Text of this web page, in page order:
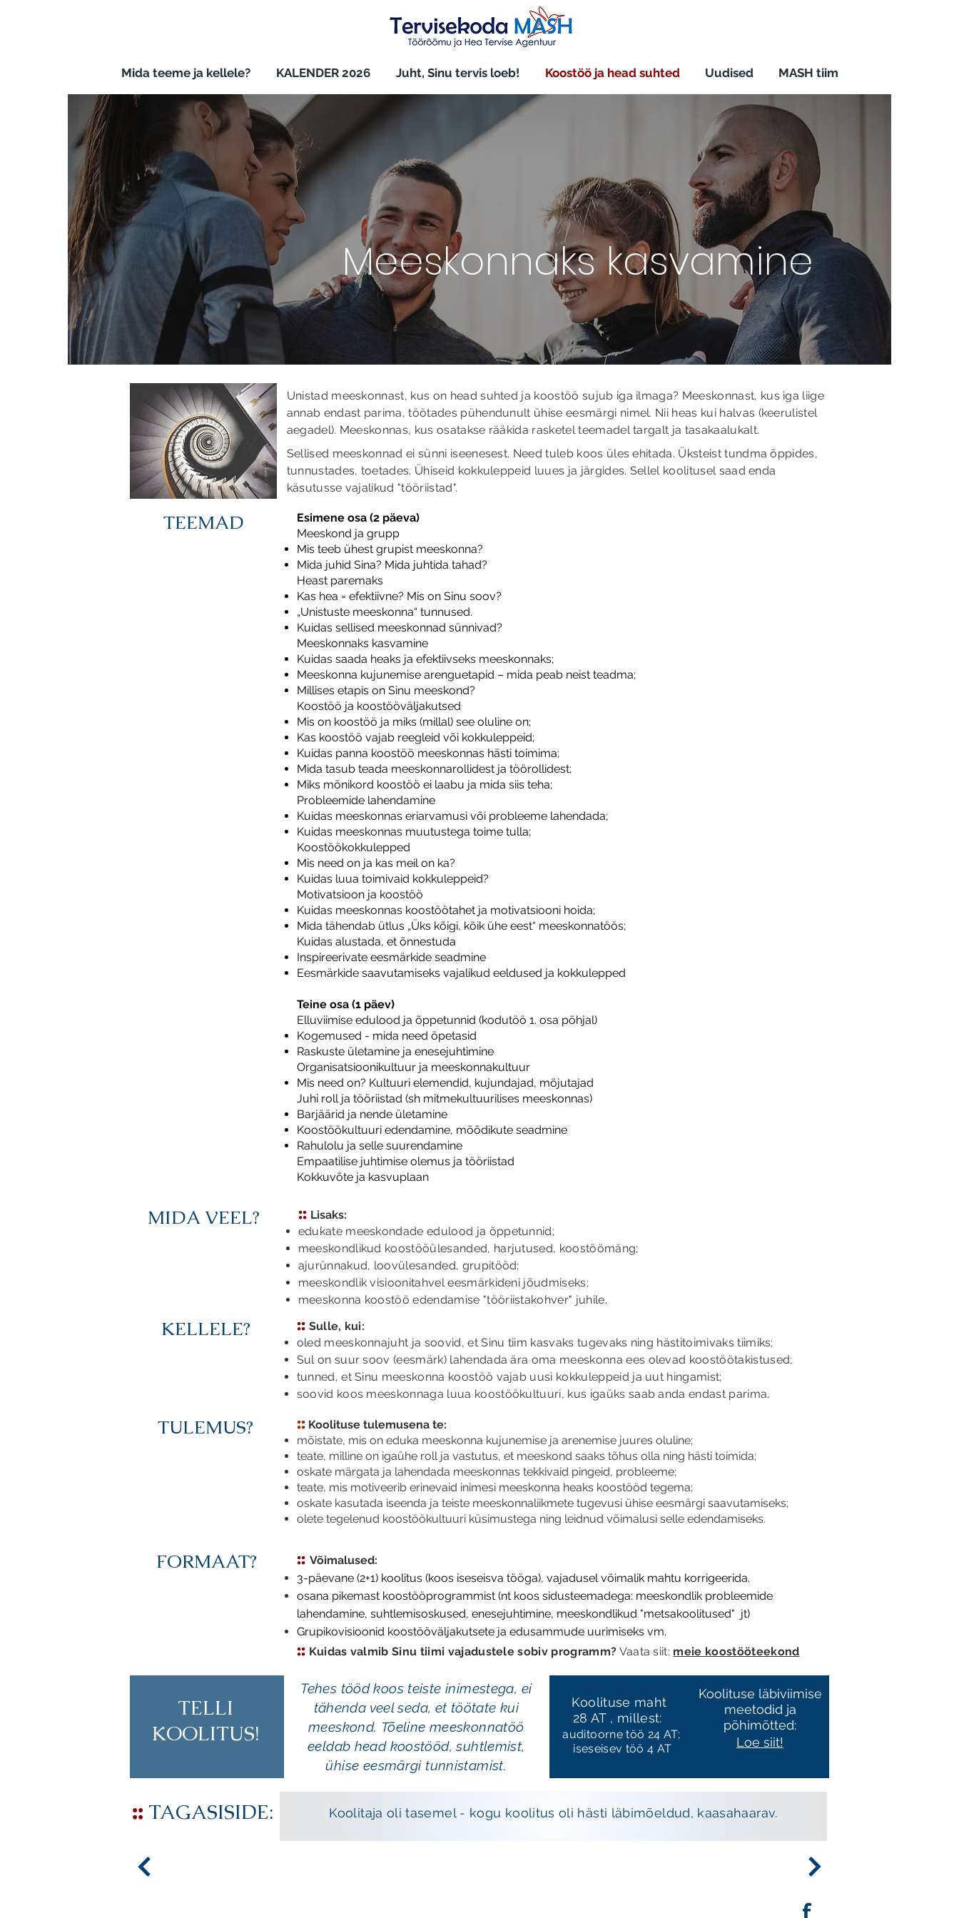
Mida teeme ja kellele? KALENDER 2026 Juht, Sinu tervis loeb! Koostöö ja head suhted Uudised MASH tiim
Meeskonnaks kasvamine
Unistad meeskonnast, kus on head suhted ja koostöö sujub iga ilmaga? Meeskonnast, kus iga liige
annab endast parima, töötades pühendunult ühise eesmärgi nimel. Nii heas kui halvas (keerulistel
aegadel). Meeskonnas, kus osatakse rääkida rasketel teemadel targalt ja tasakaalukalt.
Sellised meeskonnad ei sünni iseenesest. Need tuleb koos üles ehitada. Üksteist tundma õppides,
tunnustades, toetades. Ühiseid kokkuleppeid luues ja järgides. Sellel koolitusel saad enda
käsutusse vajalikud "tööriistad".
TEEMAD
Esimene osa (2 päeva)
Meeskond ja grupp
Mis teeb ühest grupist meeskonna?
Mida juhid Sina? Mida juhtida tahad?
Heast paremaks
Kas hea = efektiivne? Mis on Sinu soov?
„Unistuste meeskonna“ tunnused.
Kuidas sellised meeskonnad sünnivad?
Meeskonnaks kasvamine
Kuidas saada heaks ja efektiivseks meeskonnaks;
Meeskonna kujunemise arenguetapid – mida peab neist teadma;
Millises etapis on Sinu meeskond?
Koostöö ja koostööväljakutsed
Mis on koostöö ja miks (millal) see oluline on;
Kas koostöö vajab reegleid või kokkuleppeid;
Kuidas panna koostöö meeskonnas hästi toimima;
Mida tasub teada meeskonnarollidest ja töörollidest;
Miks mõnikord koostöö ei laabu ja mida siis teha;
Probleemide lahendamine
Kuidas meeskonnas eriarvamusi või probleeme lahendada;
Kuidas meeskonnas muutustega toime tulla;
Koostöökokkulepped
Mis need on ja kas meil on ka?
Kuidas luua toimivaid kokkuleppeid?
Motivatsioon ja koostöö
Kuidas meeskonnas koostöötahet ja motivatsiooni hoida;
Mida tähendab ütlus „Üks kõigi, kõik ühe eest“ meeskonnatöös;
Kuidas alustada, et õnnestuda
Inspireerivate eesmärkide seadmine
Eesmärkide saavutamiseks vajalikud eeldused ja kokkulepped
Teine osa (1 päev)
Elluviimise edulood ja õppetunnid (kodutöö 1. osa põhjal)
Kogemused - mida need õpetasid
Raskuste ületamine ja enesejuhtimine
Organisatsioonikultuur ja meeskonnakultuur​
Mis need on? Kultuuri elemendid, kujundajad, mõjutajad
Juhi roll ja tööriistad (sh mitmekultuurilises meeskonnas)
Barjäärid ja nende ületamine ​
Koostöökultuuri edendamine, mõõdikute seadmine
Rahulolu ja selle suurendamine​
Empaatilise juhtimise olemus ja tööriistad
Kokkuvõte ja kasvuplaan
MIDA VEEL? :: Lisaks:
edukate meeskondade edulood ja õppetunnid;
meeskondlikud koostööülesanded, harjutused, koostöömäng;
ajurünnakud, loovülesanded, grupitööd;
meeskondlik visioonitahveleesmärkideni jõudmiseks;
meeskonna koostöö edendamise "tööriistakohver" juhile.
KELLELE? :: Sulle, kui:
oled meeskonnajuht ja soovid, et Sinu tiim kasvaks tugevaks ning hästitoimivaks tiimiks;
Sul on suur soov (eesmärk) lahendada ära oma meeskonna ees olevad koostöötakistused;
tunned, et Sinu meeskonna koostöö vajab uusi kokkuleppeid ja uut hingamist;
soovid koos meeskonnaga luua koostöökultuuri, kus igaüks saab anda endast parima.
TULEMUS? ::Koolituse tulemusena te:
mõistate, mis on eduka meeskonna kujunemise ja arenemise juures oluline;
teate, milline on igaühe roll ja vastutus, et meeskond saaks tõhus olla ning hästi toimida;
oskate märgata ja lahendada meeskonnas tekkivaid pingeid, probleeme;
teate, mis motiveerib erinevaid inimesi meeskonna heaks koostööd tegema;
oskate kasutada iseenda ja teiste meeskonnaliikmete tugevusi ühise eesmärgi saavutamiseks;
olete tegelenud koostöökultuuri küsimustega ning leidnud võimalusi selle edendamiseks.
FORMAAT? :: Võimalused:
3-päevane (2+1) koolitus (koos iseseisva tööga), vajadusel võimalik mahtu korrigeerida.
osana pikemast koostööprogrammist (nt koos sidusteemadega: meeskondlik probleemide
lahendamine, suhtlemisoskused, enesejuhtimine, meeskondlikud "metsakoolitused" jt)
Grupikovisioonid koostööväljakutsete ja edusammude uurimiseks vm.
:: Kuidas valmib Sinu tiimi vajadustele sobiv programm? Vaata siit: meie koostööteekond
TELLI
KOOLITUS!
Tehes tööd koos teiste inimestega, ei
tähenda veel seda, et töötate kui
meeskond. Tõeline meeskonnatöö
eeldab head koostööd, suhtlemist,
ühise eesmärgi tunnistamist.
Koolituse maht
28 AT , millest:
auditoorne töö 24 AT;
iseseisev töö 4 AT
Koolituse läbiviimise
meetodid ja
põhimõtted:
Loe siit!
:: TAGASISIDE: Koolitaja oli tasemel - kogu koolitus oli hästi läbimõeldud, kaasahaarav.
f